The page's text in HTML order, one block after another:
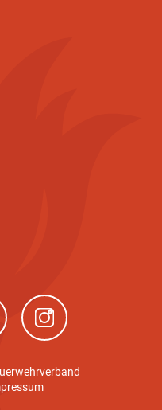
Fenster)(neues Fenster)